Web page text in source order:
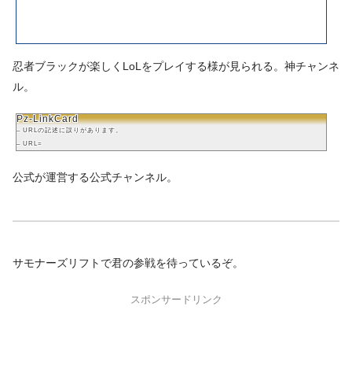
忍者ブラックが楽しくLoLをプレイする様が見られる。神チャンネ
ル。
Pz-LinkCard
– URLの記述に誤りがあります。
– URL=
公式が運営する公式チャンネル。
サモナーズリフトで君の参戦を待っているぞ。
スポンサードリンク